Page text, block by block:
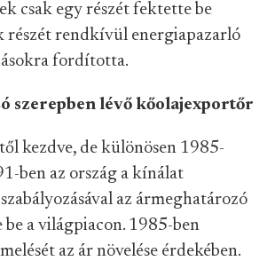
csak egy részét fektette be
részét rendkívül energiapazarló
fordította.
szerepben lévő kőolajexportőr
kezdve, de különösen 1985-
ben az ország a kínálat
az ármeghatározó
a világpiacon. 1985-ben
az ár növelése érdekében.